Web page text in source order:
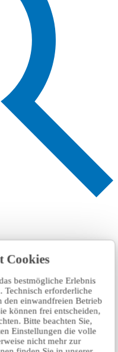
Cookies
bestmögliche Erlebnis
Technisch erforderliche
den einwandfreien Betrieb
können frei entscheiden,
Bitte beachten Sie,
Einstellungen die volle
nicht mehr zur